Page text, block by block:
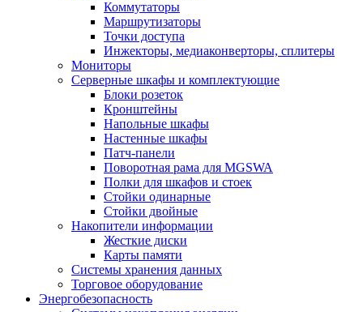
Коммутаторы
Маршрутизаторы
Точки доступа
Инжекторы, медиаконверторы, сплитеры
Мониторы
Серверные шкафы и комплектующие
Блоки розеток
Кронштейны
Напольные шкафы
Настенные шкафы
Патч-панели
Поворотная рама для MGSWA
Полки для шкафов и стоек
Стойки одинарные
Стойки двойные
Накопители информации
Жесткие диски
Карты памяти
Системы хранения данных
Торговое оборудование
Энергобезопасность